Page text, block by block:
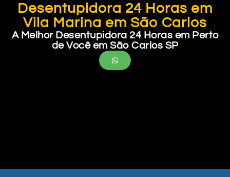
Desentupidora 24 Horas em
Vila Marina em São Carlos
A Melhor Desentupidora 24 Horas em Perto
de Você em São Carlos SP